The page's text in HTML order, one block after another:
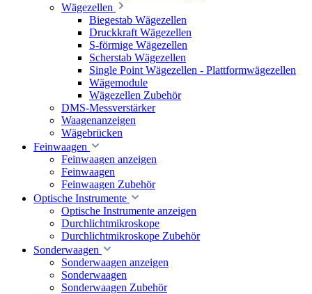
Wägezellen
Biegestab Wägezellen
Druckkraft Wägezellen
S-förmige Wägezellen
Scherstab Wägezellen
Single Point Wägezellen - Plattformwägezellen
Wägemodule
Wägezellen Zubehör
DMS-Messverstärker
Waagenanzeigen
Wägebrücken
Feinwaagen
Feinwaagen anzeigen
Feinwaagen
Feinwaagen Zubehör
Optische Instrumente
Optische Instrumente anzeigen
Durchlichtmikroskope
Durchlichtmikroskope Zubehör
Sonderwaagen
Sonderwaagen anzeigen
Sonderwaagen
Sonderwaagen Zubehör